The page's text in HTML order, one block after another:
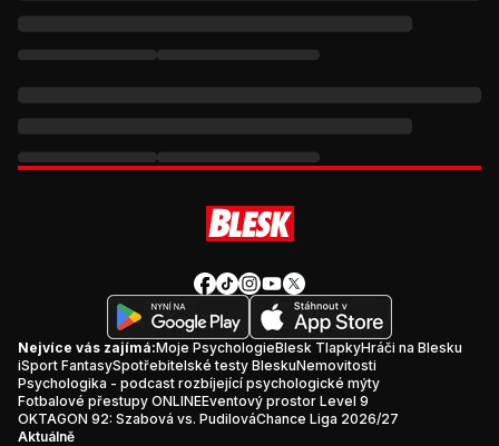
Nejvíce vás zajímá:Moje PsychologieBlesk TlapkyHráči na Blesku
iSport FantasySpotřebitelské testy BleskuNemovitosti
Psychologika - podcast rozbíjející psychologické mýty
Fotbalové přestupy ONLINEEventový prostor Level 9
OKTAGON 92: Szabová vs. PudilováChance Liga 2026/27
Aktuálně